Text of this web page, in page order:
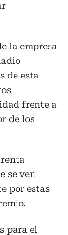
la empresa
de esta
frente a
de los
se ven
por estas
para el